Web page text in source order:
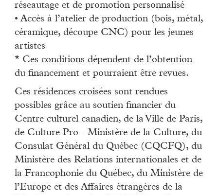
réseautage et de promotion personnalisé
• Accès à l’atelier de production (bois, métal,
céramique, découpe CNC) pour les jeunes
artistes
* Ces conditions dépendent de l’obtention
du financement et pourraient être revues.
Ces résidences croisées sont rendues
possibles grâce au soutien financier du
Centre culturel canadien, de la Ville de Paris,
de Culture Pro - Ministère de la Culture, du
Consulat Général du Québec (CQCFQ), du
Ministère des Relations internationales et de
la Francophonie du Québec, du Ministère de
l’Europe et des Affaires étrangères de la